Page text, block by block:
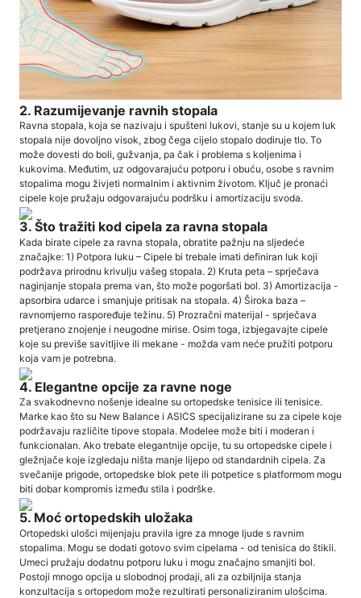
2. Razumijevanje ravnih stopala
Ravna stopala, koja se nazivaju i spušteni lukovi, stanje su u kojem luk
stopala nije dovoljno visok, zbog čega cijelo stopalo dodiruje tlo. To
može dovesti do boli, gužvanja, pa čak i problema s koljenima i
kukovima. Međutim, uz odgovarajuću potporu i obuću, osobe s ravnim
stopalima mogu živjeti normalnim i aktivnim životom. Ključ je pronaći
cipele koje pružaju odgovarajuću podršku i amortizaciju svoda.
3. Što tražiti kod cipela za ravna stopala
Kada birate cipele za ravna stopala, obratite pažnju na sljedeće
značajke: 1) Potpora luku – Cipele bi trebale imati definiran luk koji
podržava prirodnu krivulju vašeg stopala. 2) Kruta peta – sprječava
naginjanje stopala prema van, što može pogoršati bol. 3) Amortizacija -
apsorbira udarce i smanjuje pritisak na stopala. 4) Široka baza –
ravnomjerno raspoređuje težinu. 5) Prozračni materijal - sprječava
pretjerano znojenje i neugodne mirise. Osim toga, izbjegavajte cipele
koje su previše savitljive ili mekane - možda vam neće pružiti potporu
koja vam je potrebna.
4. Elegantne opcije za ravne noge
Za svakodnevno nošenje idealne su ortopedske tenisice ili tenisice.
Marke kao što su New Balance i ASICS specijalizirane su za cipele koje
podržavaju različite tipove stopala. Modelee može biti i moderan i
funkcionalan. Ako trebate elegantnije opcije, tu su ortopedske cipele i
gležnjače koje izgledaju ništa manje lijepo od standardnih cipela. Za
svečanije prigode, ortopedske blok pete ili potpetice s platformom mogu
biti dobar kompromis između stila i podrške.
5. Moć ortopedskih uložaka
Ortopedski ulošci mijenjaju pravila igre za mnoge ljude s ravnim
stopalima. Mogu se dodati gotovo svim cipelama - od tenisica do štikli.
Umeci pružaju dodatnu potporu luku i mogu značajno smanjiti bol.
Postoji mnogo opcija u slobodnoj prodaji, ali za ozbiljnija stanja
konzultacija s ortopedom može rezultirati personaliziranim ulošcima.